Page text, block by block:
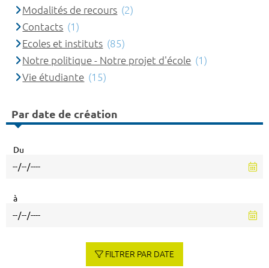
Modalités de recours (2)
Contacts (1)
Ecoles et instituts (85)
Notre politique - Notre projet d'école (1)
Vie étudiante (15)
Par date de création
Du
à
FILTRER PAR DATE